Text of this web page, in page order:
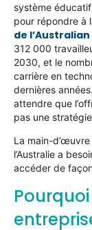
système
pour répondre à
de
312 000
2030, et le
carrière en
dernières
attendre que
pas une
La main-
l’Australie a
accéder de